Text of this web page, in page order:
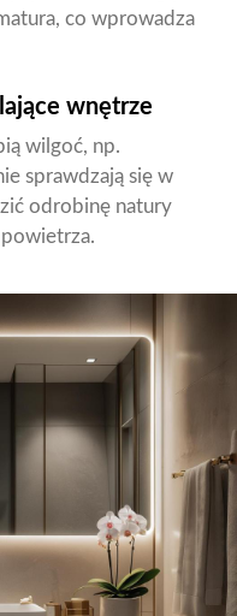
co wprowadza
wnętrze
wilgoć, np.
sprawdzają się w
odrobinę natury